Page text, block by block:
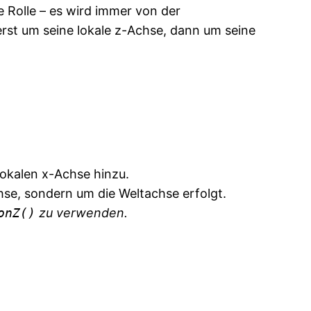
– es wird immer von der
um seine lokale z-Achse, dann um seine
x-Achse hinzu.
sondern um die Weltachse erfolgt.
zu verwenden.